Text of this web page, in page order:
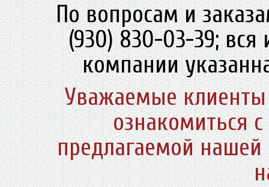
По вопросам и
(930) 830-03-39;
компании
Уважаемые
ознакомиться
предлагаемой